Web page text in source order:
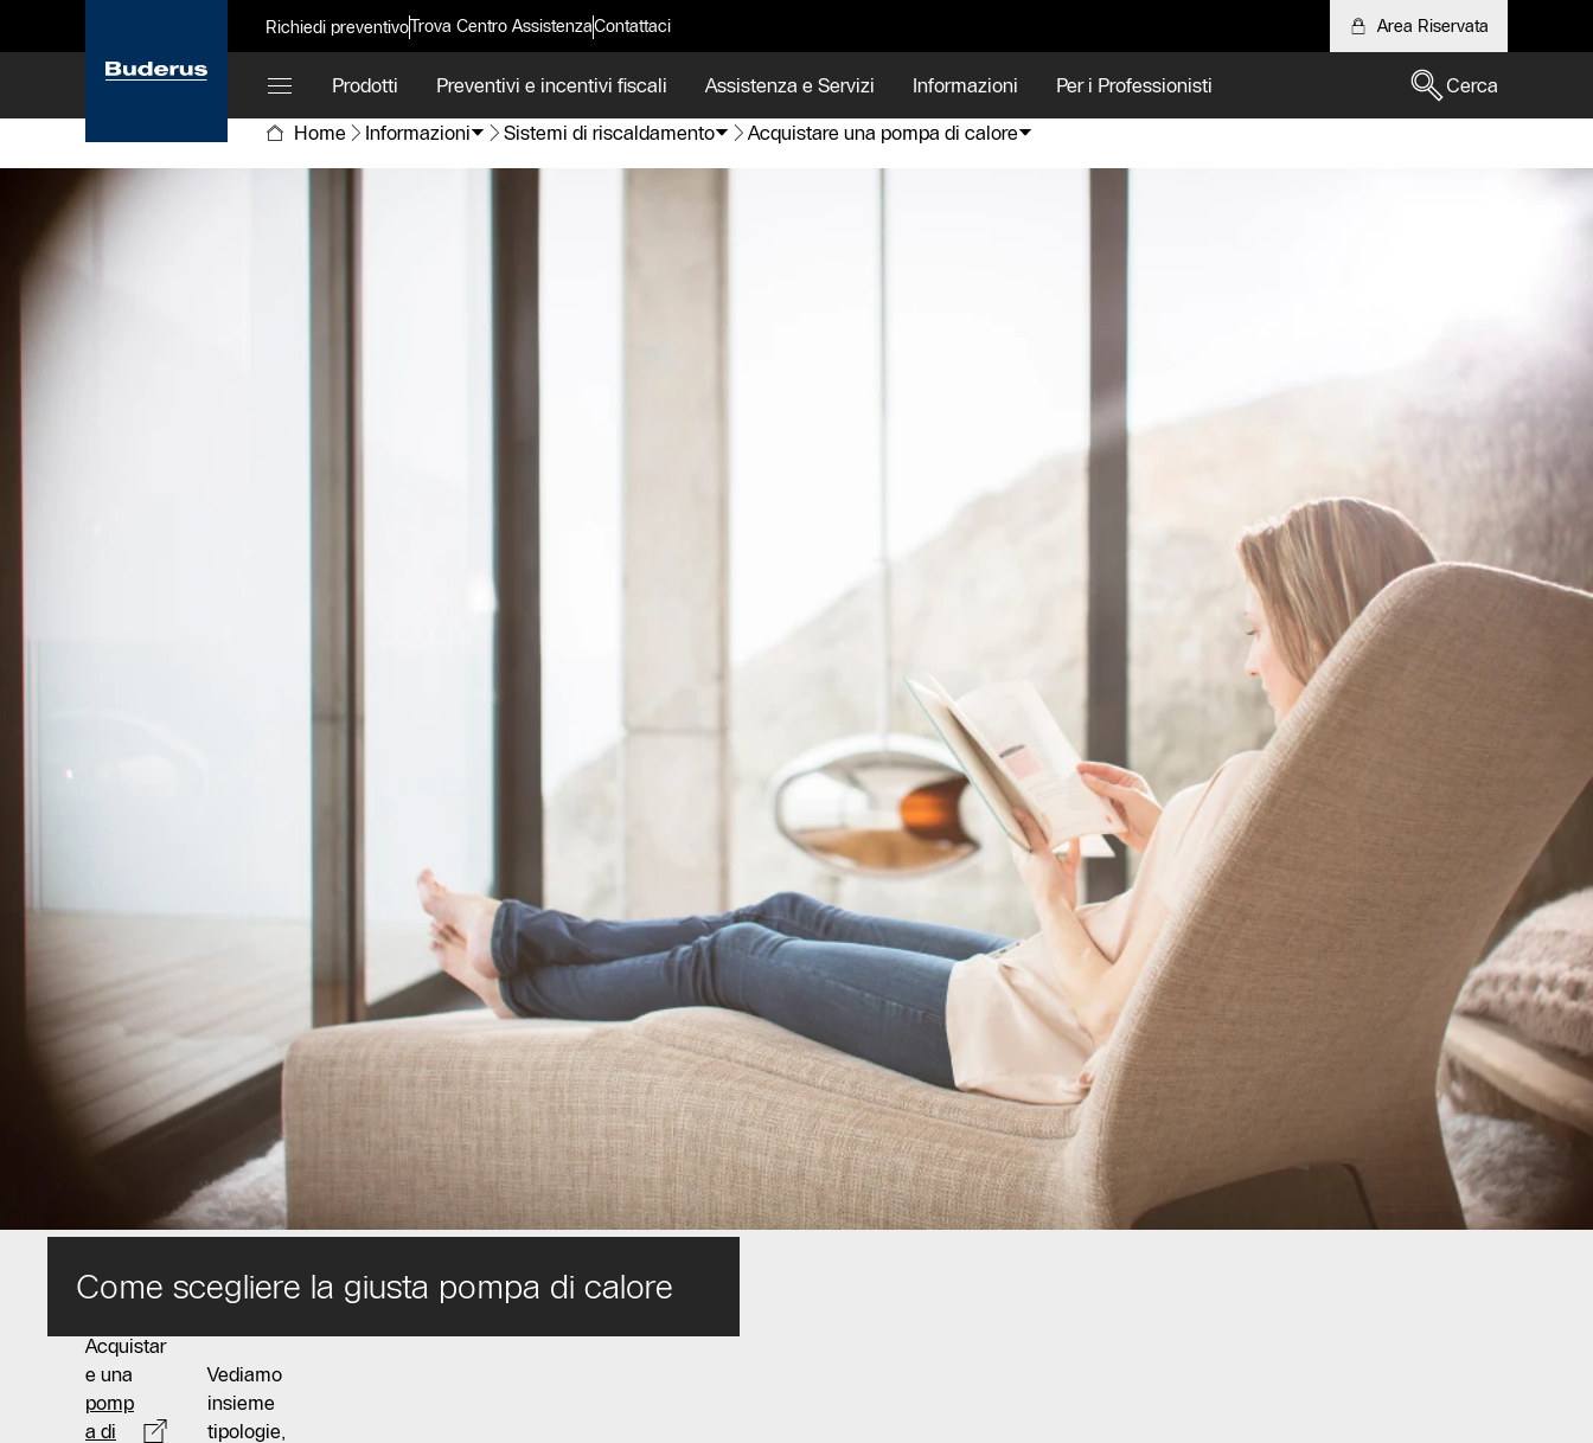
Richiedi preventivoTrova Centro AssistenzaContattaci Area Riservata
Prodotti Preventivi e incentivi fiscali Assistenza e Servizi Informazioni Per i Professionisti
Cerca
Home
Informazioni Sistemi di riscaldamento Acquistare una pompa di calore
Come scegliere la giusta pompa di calore
Acquistar
e una
pomp
a di
Vediamo
insieme
tipologie,